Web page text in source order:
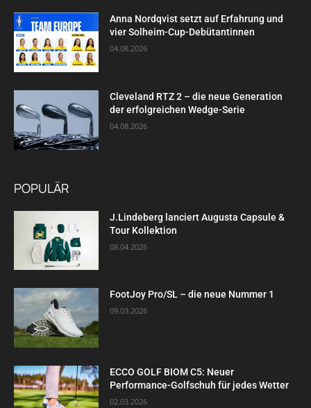
Anna Nordqvist setzt auf Erfahrung und
vier Solheim-Cup-Debütantinnen
04.08.2026
Cleveland RTZ 2 – die neue Generation
der erfolgreichen Wedge-Serie
04.08.2026
POPULÄR
J.Lindeberg lanciert Augusta Capsule &
Tour Kollektion
08.04.2026
FootJoy Pro/SL – die neue Nummer 1
09.03.2026
ECCO GOLF BIOM C5: Neuer
Performance-Golfschuh für jedes Wetter
02.03.2026